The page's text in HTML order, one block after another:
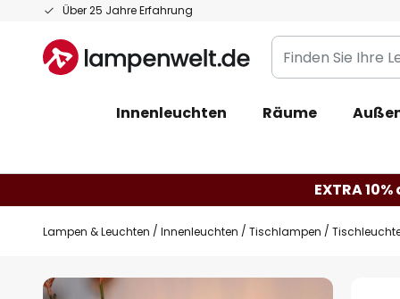
Über 25 Jahre Erfahrung
Zum
springen
Finden
Sie
Leuchte...
Innenleuchten Räume
EXTRA
Lampen & Leuchten Innenleuchten Tischlampen
Zum